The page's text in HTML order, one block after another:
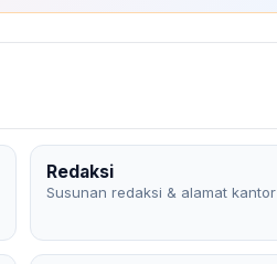
Redaksi
Susunan redaksi & alamat kantor